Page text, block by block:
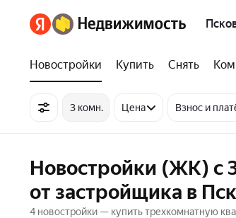
Новостройки Купить Снять
3 комн. Цена Взнос и
Новостройки (ЖК) с
от застройщика в
4 новостройки — купить трехкомнатную